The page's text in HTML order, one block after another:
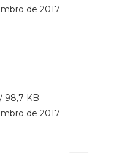
de 2017
98,7 KB
de 2017